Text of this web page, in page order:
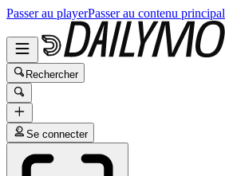
Passer au playerPasser au contenu principal
Rechercher
Se connecter